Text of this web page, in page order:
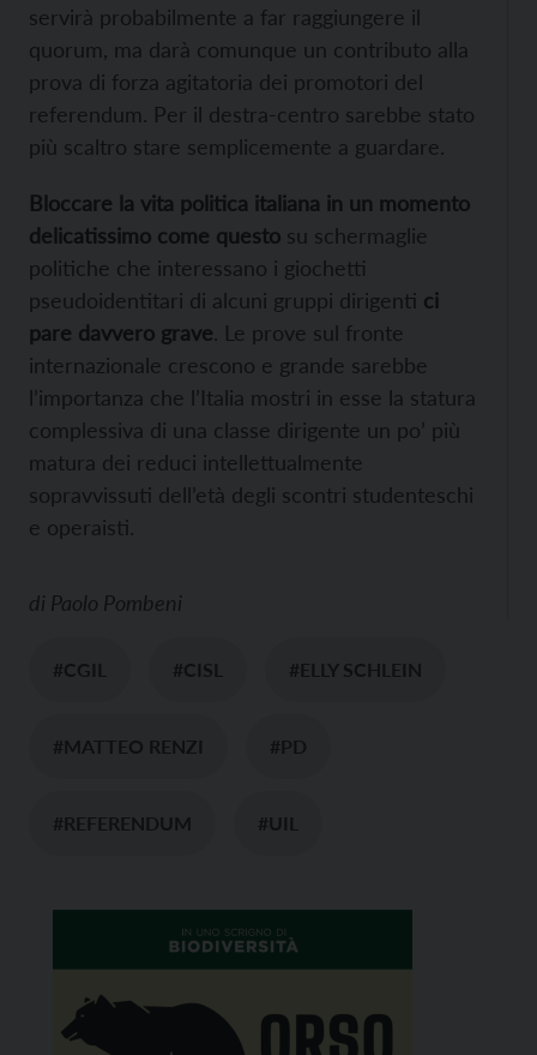
servirà probabilmente a far raggiungere il
quorum, ma darà comunque un contributo alla
prova di forza agitatoria dei promotori del
referendum. Per il destra-centro sarebbe stato
più scaltro stare semplicemente a guardare.
Bloccare la vita politica italiana in un momento
delicatissimo come questo su schermaglie
politiche che interessano i giochetti
pseudoidentitari di alcuni gruppi dirigenti ci
pare davvero grave. Le prove sul fronte
internazionale crescono e grande sarebbe
l’importanza che l’Italia mostri in esse la statura
complessiva di una classe dirigente un po’ più
matura dei reduci intellettualmente
sopravvissuti dell’età degli scontri studenteschi
e operaisti.
di Paolo Pombeni
#CGIL #CISL #ELLY SCHLEIN
#MATTEO RENZI #PD
#REFERENDUM #UIL